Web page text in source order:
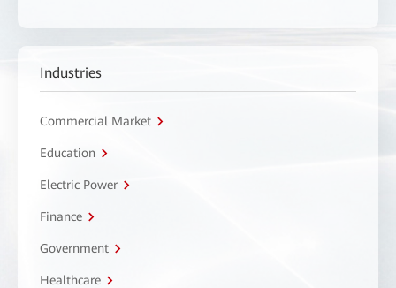
Industries
Commercial Market
Education
Electric Power
Finance
Government
Healthcare